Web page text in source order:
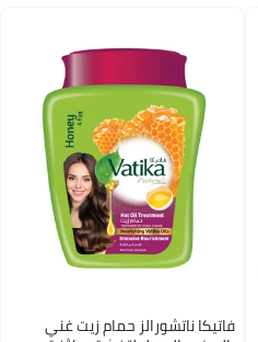
فاتيكا ناتشورالز حمام زيت غني